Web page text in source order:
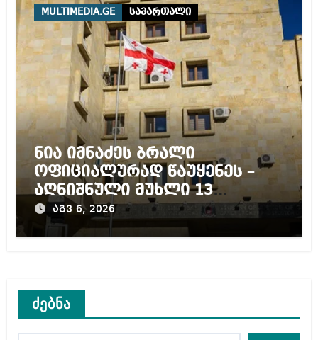
MULTIMEDIA.GE სამართალი
ნია იმნაძეს ბრალი
ოფიციალურად წაუყენეს –
აღნიშნული მუხლი 13
წლამდე პატიმრობას
ითვალისწინებს
აგვ 6, 2026
ძებნა